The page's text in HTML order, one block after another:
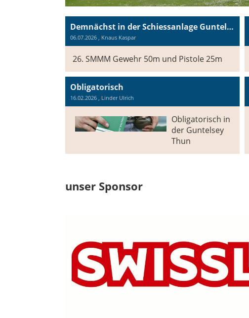
Demnächst in der Schiessanlage Guntelsey
06.07.2026 , Knaus Kaspar
26. SMMM Gewehr 50m und Pistole 25m
Obligatorisch
16.02.2026 , Linder Ulrich
Obligatorisch in
der Guntelsey
Thun
unser Sponsor